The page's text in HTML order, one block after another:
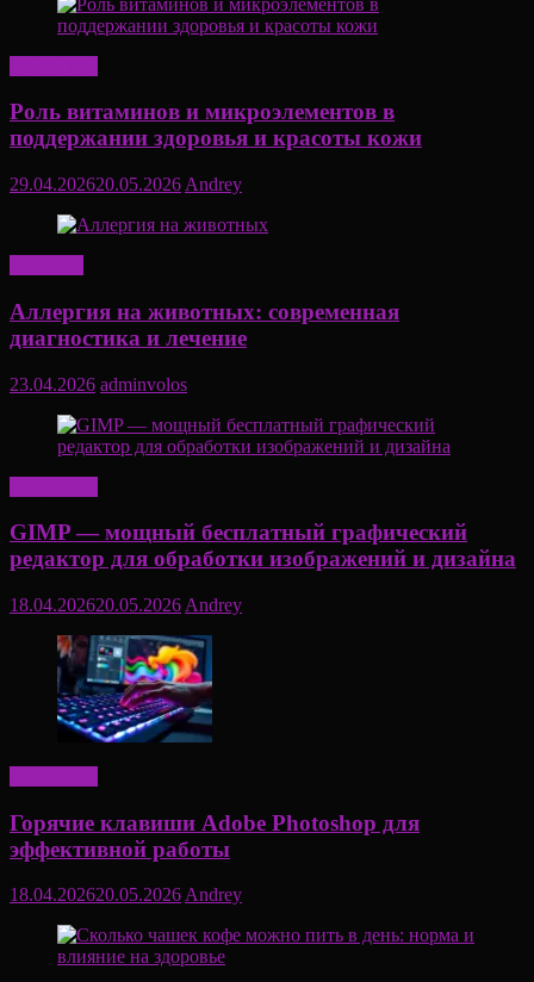
Роль витаминов и микроэлементов в
поддержании здоровья и красоты кожи
29.04.202620.05.2026 Andrey
Аллергия на животных: современная
диагностика и лечение
23.04.2026 adminvolos
GIMP — мощный бесплатный графический
редактор для обработки изображений и дизайна
18.04.202620.05.2026 Andrey
Горячие клавиши Adobe Photoshop для
эффективной работы
18.04.202620.05.2026Andrey